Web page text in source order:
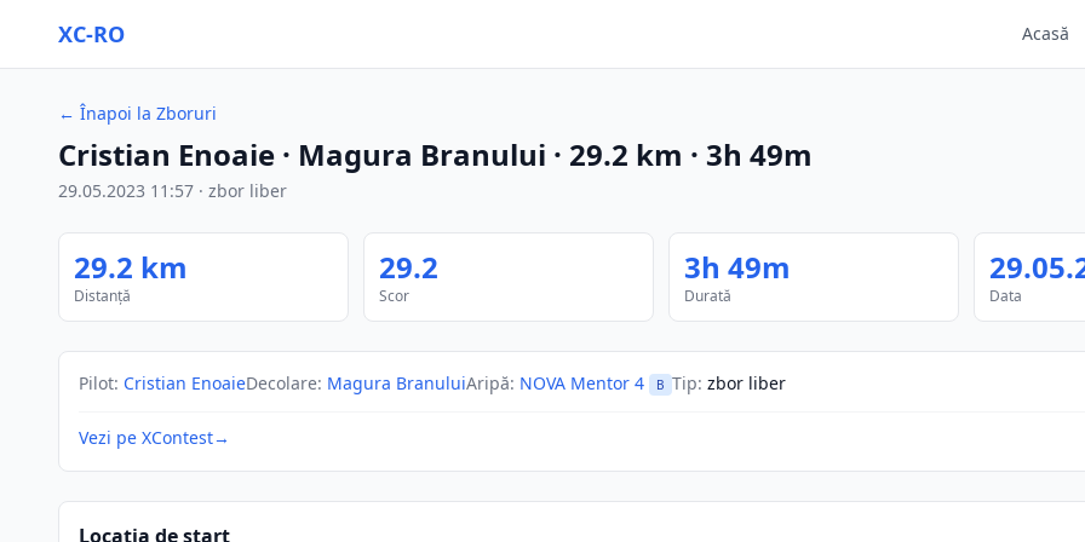
XC-RO Acasă
← Înapoi la Zboruri
Cristian Enoaie · Magura Branului · 29.2 km · 3h 49m
29.05.2023 11:57 · zbor liber
29.2 km
Distanță
29.2
Scor
3h 49m
Durată Data
Pilot: Cristian EnoaieDecolare: Magura BranuluiAripă: NOVA Mentor 4 B Tip: zbor liber
Vezi pe XContest→
Locația de start